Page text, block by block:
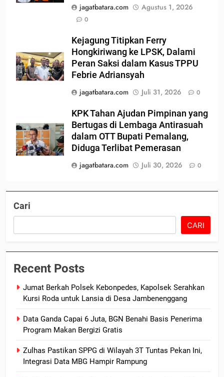
jagatbatara.com
Agustus 1, 2026
0
Kejagung Titipkan Ferry
Hongkiriwang ke LPSK, Dalami
Peran Saksi dalam Kasus TPPU
Febrie Adriansyah
jagatbatara.com
Juli 31, 2026 0
KPK Tahan Ajudan Pimpinan yang
Bertugas di Lembaga Antirasuah
dalam OTT Bupati Pemalang,
Diduga Terlibat Pemerasan
jagatbatara.com
Juli 30, 2026 0
Cari
CARI
Recent Posts
Jumat Berkah Polsek Kebonpedes, Kapolsek Serahkan
Kursi Roda untuk Lansia di Desa Jambenenggang
Data Ganda Capai 6 Juta, BGN Benahi Basis Penerima
Program Makan Bergizi Gratis
Zulhas Pastikan SPPG di Wilayah 3T Tuntas Pekan Ini,
Integrasi Data MBG Hampir Rampung